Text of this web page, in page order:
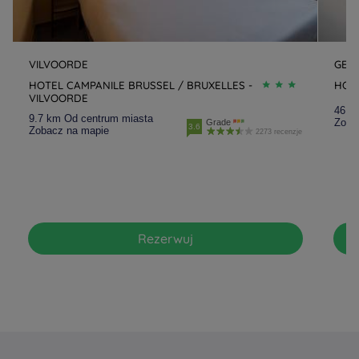
VILVOORDE
HOTEL CAMPANILE BRUSSEL / BRUXELLES -
VILVOORDE
9.7 km Od centrum miasta
Zobacz na mapie
3.6 Grade
2273 recenzje
Rezerwuj
46.9